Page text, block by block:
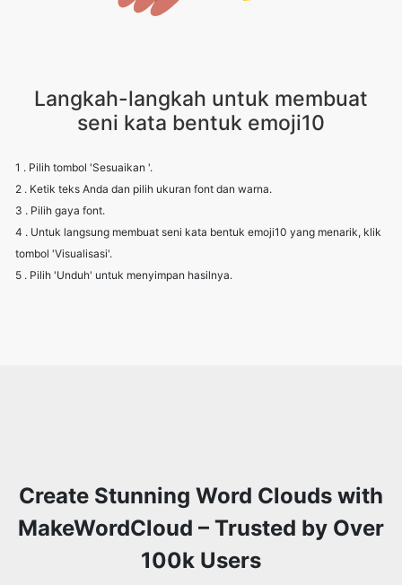
Langkah-langkah untuk membuat
seni kata bentuk emoji10
1 . Pilih tombol 'Sesuaikan '.
2 . Ketik teks Anda dan pilih ukuran font dan warna.
3 . Pilih gaya font.
4 . Untuk langsung membuat seni kata bentuk emoji10 yang menarik, klik
tombol 'Visualisasi'.
5 . Pilih 'Unduh' untuk menyimpan hasilnya.
Create Stunning Word Clouds with
MakeWordCloud – Trusted by Over
100k Users